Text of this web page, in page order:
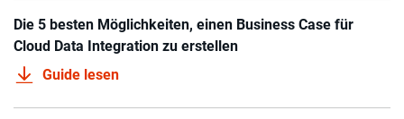
Die 5 besten Möglichkeiten, einen Business Case für
Cloud Data Integration zu erstellen
Guide lesen